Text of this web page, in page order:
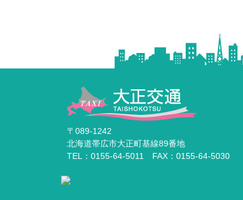
〒089-1242
北海道帯広市大正町基線89番地
TEL：0155-64-5011 FAX：0155-64-5030